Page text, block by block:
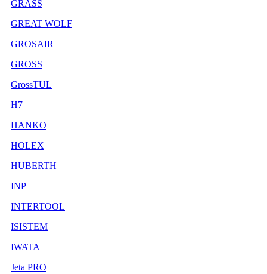
GRASS
GREAT WOLF
GROSAIR
GROSS
GrossTUL
H7
HANKO
HOLEX
HUBERTH
INP
INTERTOOL
ISISTEM
IWATA
Jeta PRO